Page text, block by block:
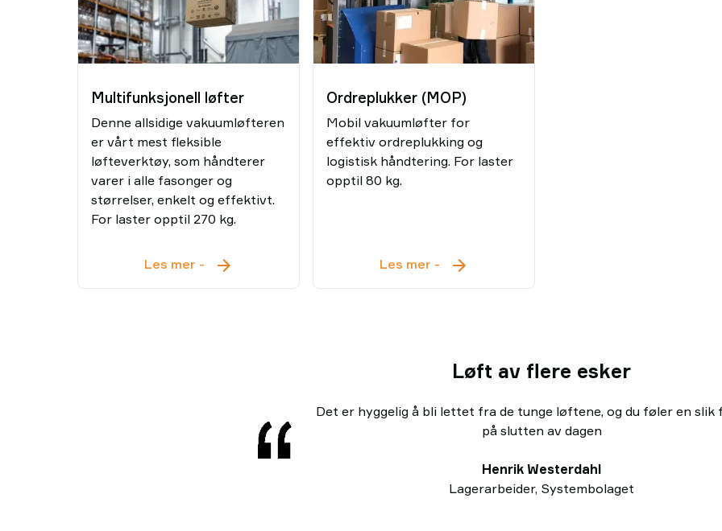
Multifunksjonell løfter
Denne allsidige vakuumløfteren
er vårt mest fleksible
løfteverktøy, som håndterer
varer i alle fasonger og
størrelser, enkelt og effektivt.
For laster opptil 270 kg.
Les mer -
Multifunksjonell
Ordreplukker (MOP)
Mobil vakuumløfter for
effektiv ordreplukking og
logistisk håndtering. For laster
opptil 80 kg.
Les mer -
Ordreplukker
Løft av flere esker
Det er hyggelig å bli lettet fra de tunge løftene, og du føler en slik
på slutten av dagen
Henrik Westerdahl
Lagerarbeider, Systembolaget